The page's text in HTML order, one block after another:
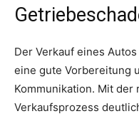
Der Verkauf eines
eine gute Vorbereitung
Kommunikation. Mit
Verkaufsprozess